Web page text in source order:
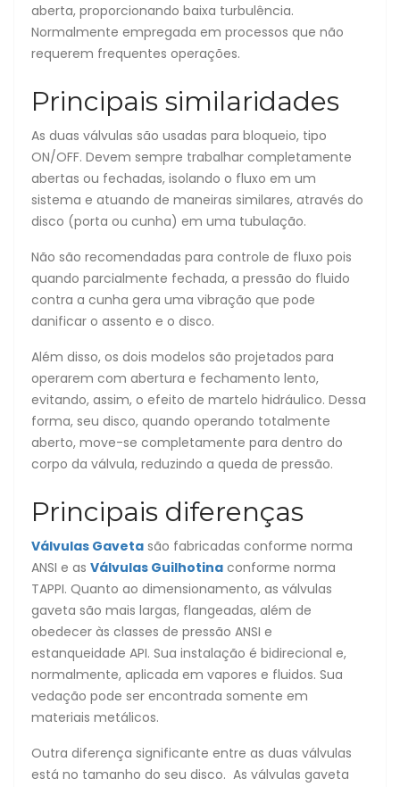
aberta, proporcionando baixa turbulência.
Normalmente empregada em processos que não
requerem frequentes operações.
Principais similaridades
As duas válvulas são usadas para bloqueio, tipo
ON/OFF. Devem sempre trabalhar completamente
abertas ou fechadas, isolando o fluxo em um
sistema e atuando de maneiras similares, através do
disco (porta ou cunha) em uma tubulação.
Não são recomendadas para controle de fluxo pois
quando parcialmente fechada, a pressão do fluido
contra a cunha gera uma vibração que pode
danificar o assento e o disco.
Além disso, os dois modelos são projetados para
operarem com abertura e fechamento lento,
evitando, assim, o efeito de martelo hidráulico. Dessa
forma, seu disco, quando operando totalmente
aberto, move-se completamente para dentro do
corpo da válvula, reduzindo a queda de pressão.
Principais diferenças
Válvulas Gaveta são fabricadas conforme norma
ANSI e as Válvulas Guilhotina conforme norma
TAPPI. Quanto ao dimensionamento, as válvulas
gaveta são mais largas, flangeadas, além de
obedecer às classes de pressão ANSI e
estanqueidade API. Sua instalação é bidirecional e,
normalmente, aplicada em vapores e fluidos. Sua
vedação pode ser encontrada somente em
materiais metálicos.
Outra diferença significante entre as duas válvulas
está no tamanho do seu disco. As válvulas gaveta